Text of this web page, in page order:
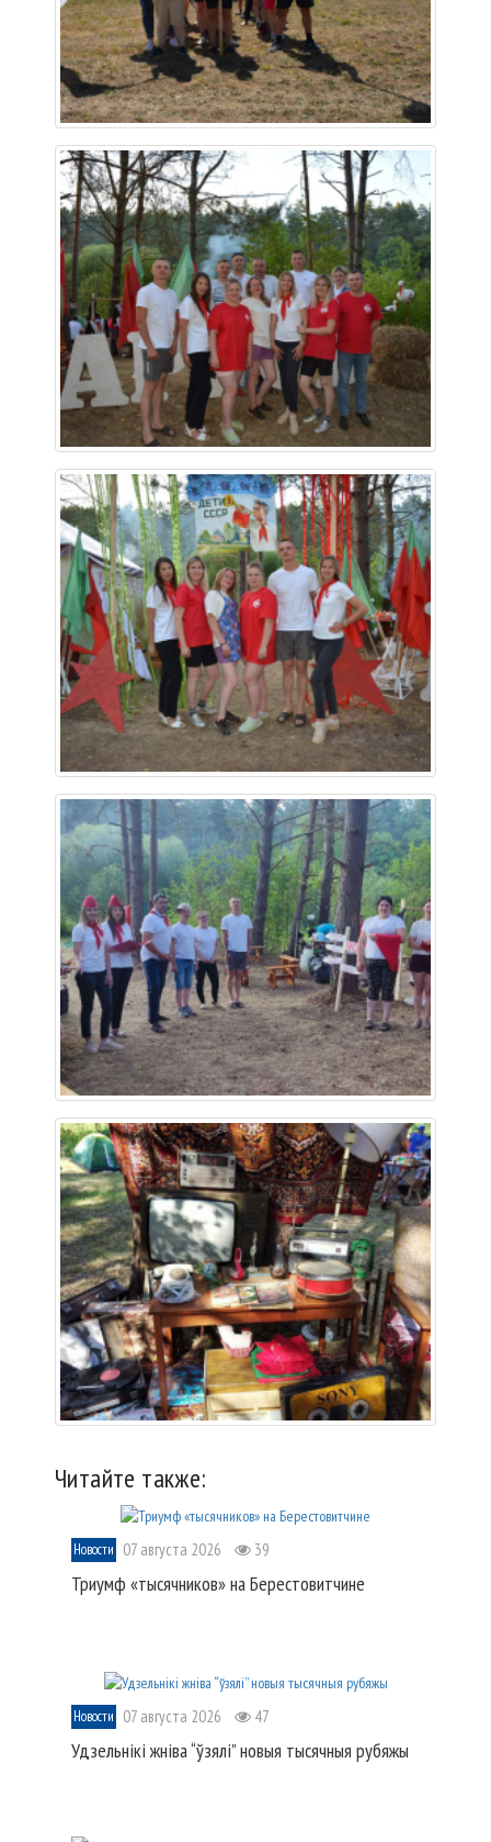
Читайте также:
Новости 07 августа 2026 39
Триумф «тысячников» на Берестовитчине
Новости 07 августа 2026 47
Удзельнікі жніва “ўзялі” новыя тысячныя рубяжы